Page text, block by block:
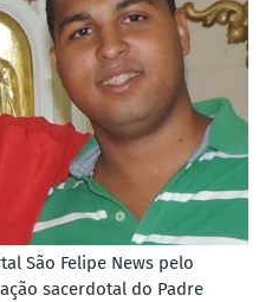
São Felipe News pelo
sacerdotal do Padre